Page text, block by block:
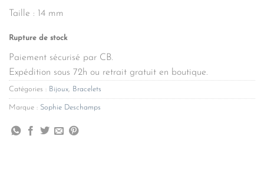
Taille : 14 mm
Rupture de stock
Paiement sécurisé par CB.
Expédition sous 72h ou retrait gratuit en boutique.
Catégories : Bijoux, Bracelets
Marque : Sophie Deschamps